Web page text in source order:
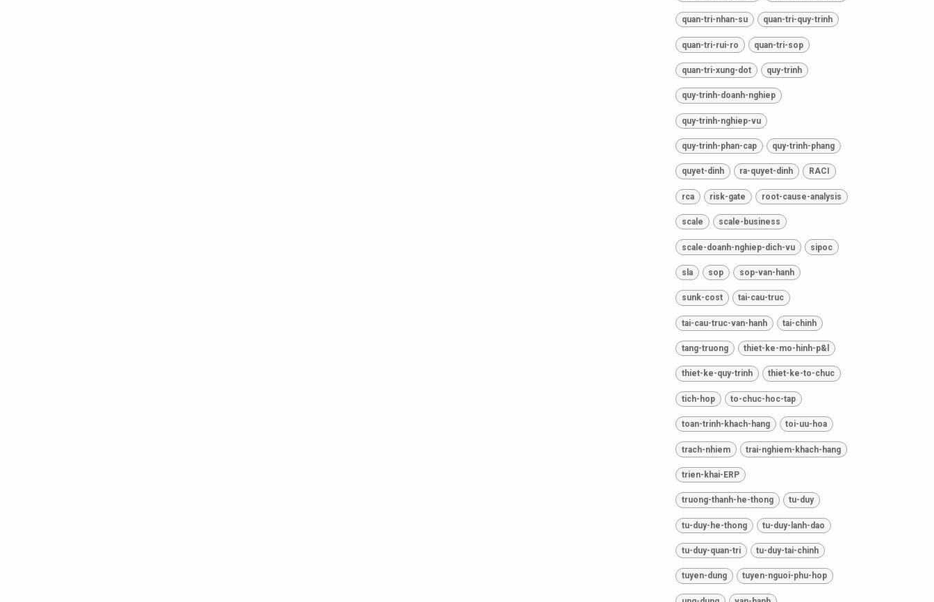
quan-tri-nhan-su quan-tri-quy-trinh
quan-tri-rui-ro quan-tri-sop
quan-tri-xung-dot quy-trinh
quy-trinh-doanh-nghiep
quy-trinh-nghiep-vu
quy-trinh-phan-cap quy-trinh-phang
quyet-dinh ra-quyet-dinh RACI
rca risk-gate root-cause-analysis
scale scale-business
scale-doanh-nghiep-dich-vu sipoc
sla sop sop-van-hanh
sunk-cost tai-cau-truc
tai-cau-truc-van-hanh tai-chinh
tang-truong thiet-ke-mo-hinh-p&l
thiet-ke-quy-trinh thiet-ke-to-chuc
tich-hop to-chuc-hoc-tap
toan-trinh-khach-hang toi-uu-hoa
trach-nhiem trai-nghiem-khach-hang
trien-khai-ERP
truong-thanh-he-thong tu-duy
tu-duy-he-thong tu-duy-lanh-dao
tu-duy-quan-tri tu-duy-tai-chinh
tuyen-dung tuyen-nguoi-phu-hop